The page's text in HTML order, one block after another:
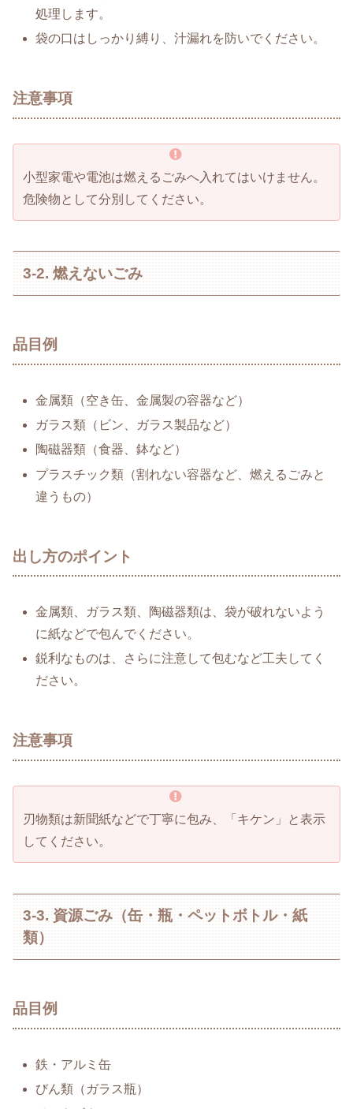
処理します。
袋の口はしっかり縛り、汁漏れを防いでください。
注意事項
小型家電や電池は燃えるごみへ入れてはいけません。
危険物として分別してください。
3-2. 燃えないごみ
品目例
金属類（空き缶、金属製の容器など）
ガラス類（ビン、ガラス製品など）
陶磁器類（食器、鉢など）
プラスチック類（割れない容器など、燃えるごみと
違うもの）
出し方のポイント
金属類、ガラス類、陶磁器類は、袋が破れないよう
に紙などで包んでください。
鋭利なものは、さらに注意して包むなど工夫してく
ださい。
注意事項
刃物類は新聞紙などで丁寧に包み、「キケン」と表示
してください。
3-3. 資源ごみ（缶・瓶・ペットボトル・紙
類）
品目例
鉄・アルミ缶
びん類（ガラス瓶）